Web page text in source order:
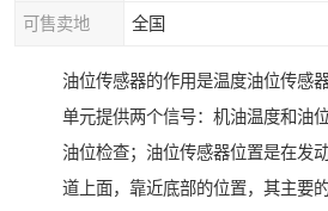
可售卖地 全国
油位传感器的作用是温度油位传感
单元提供两个信号：机油温度和油
油位检查；油位传感器位置是在发
道上面，靠近底部的位置，其主要